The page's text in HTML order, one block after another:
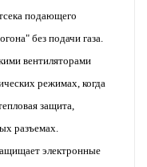
подающего
без подачи газа.
вентиляторами
режимах, когда
защита,
разъемах.
электронные